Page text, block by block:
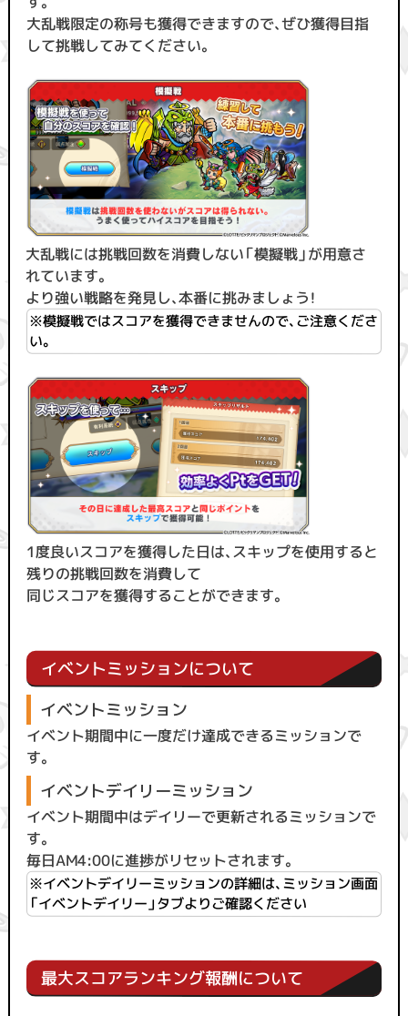
大乱戦限定の称号も獲得できますので、ぜひ獲得目指
して挑戦してみてください。
大乱戦には挑戦回数を消費しない「模擬戦」が用意さ
れています。
より強い戦略を発見し、本番に挑みましょう！
※模擬戦ではスコアを獲得できませんので、ご注意くださ
い。
1度良いスコアを獲得した日は、スキップを使用すると
残りの挑戦回数を消費して
同じスコアを獲得することができます。
イベントミッションについて
イベントミッション
イベント期間中に一度だけ達成できるミッションで
す。
イベントデイリーミッション
イベント期間中はデイリーで更新されるミッションで
す。
毎日AM4:00に進捗がリセットされます。
※イベントデイリーミッションの詳細は、ミッション画面
「イベントデイリー」タブよりご確認ください
最大スコアランキング報酬について